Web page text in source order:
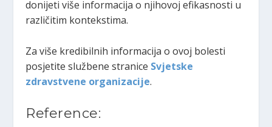
donijeti više informacija o njihovoj efikasnosti u
različitim kontekstima.
Za više kredibilnih informacija o ovoj bolesti
posjetite službene stranice Svjetske
zdravstvene organizacije.
Reference: